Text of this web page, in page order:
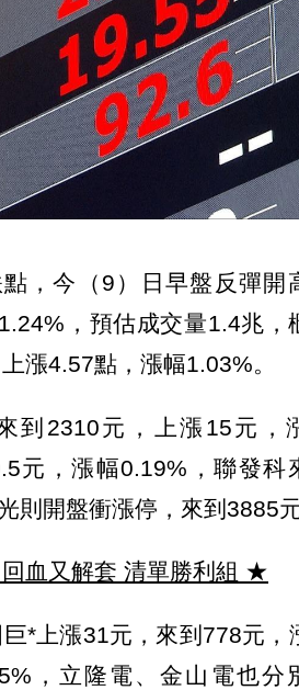
，今（9）日早盤反彈開
，預估成交量1.4兆，
漲4.57點，漲幅1.03%。
到2310元，上漲15元，
元，漲幅0.19%，聯發科
則開盤衝漲停，來到3885元
血又解套 清單勝利組 ★
*上漲31元，來到778元，
，立隆電、金山電也分